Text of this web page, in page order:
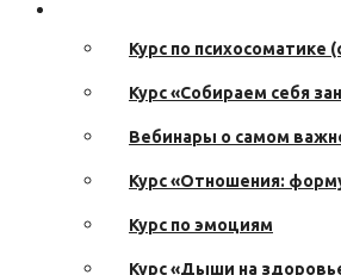
Курс по психосоматике
Курс «Собираем себя
Вебинары о самом
Курс «Отношения:
Курс по эмоциям
Курс «Дыши на